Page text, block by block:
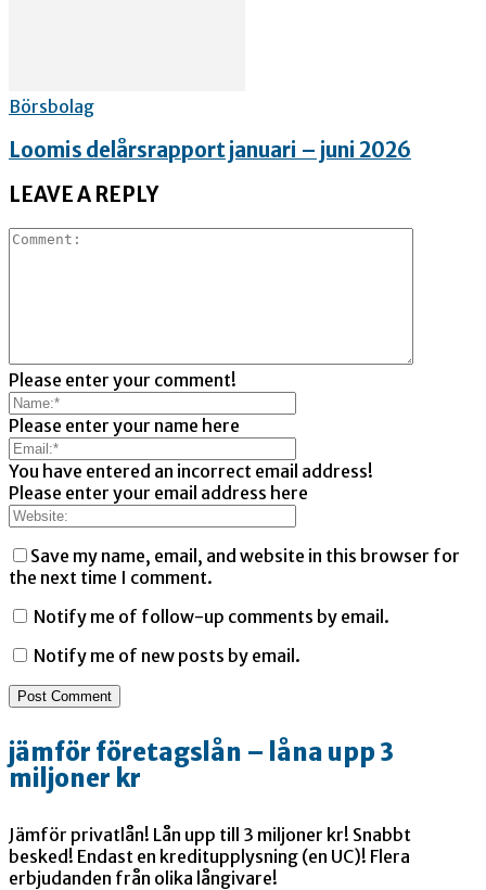
Börsbolag
Loomis delårsrapport januari – juni 2026
LEAVE A REPLY
Please enter your comment!
Please enter your name here
You have entered an incorrect email address!
Please enter your email address here
Save my name, email, and website in this browser for
the next time I comment.
Notify me of follow-up comments by email.
Notify me of new posts by email.
jämför företagslån – låna upp 3
miljoner kr
Jämför privatlån! Lån upp till 3 miljoner kr! Snabbt
besked! Endast en kreditupplysning (en UC)! Flera
erbjudanden från olika långivare!